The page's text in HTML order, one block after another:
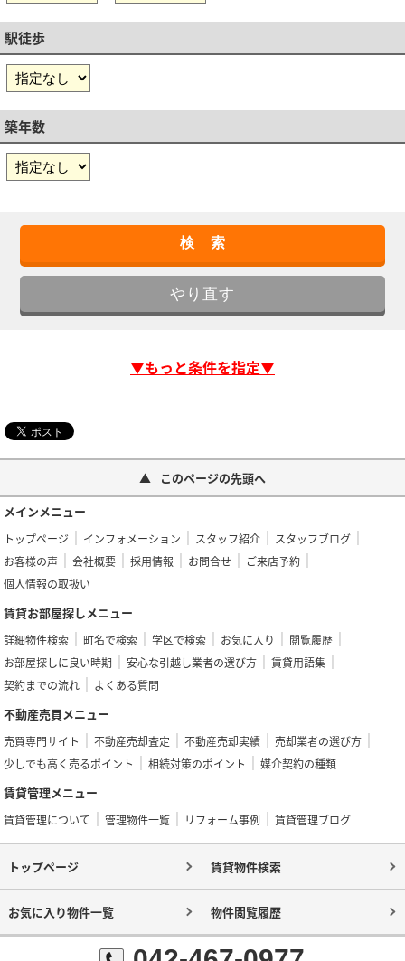
駅徒歩
築年数
▼もっと条件を指定▼
このページの先頭へ
メインメニュー
トップページ インフォメーション スタッフ紹介
スタッフブログ
お客様の声
会社概要 採用情報 お問合せ
ご来店予約
個人情報の取扱い
賃貸お部屋探しメニュー
詳細物件検索 町名で検索 学区で検索 お気に入り
閲覧履歴
お部屋探しに良い時期
安心な引越し業者の選び方
賃貸用語集
契約までの流れ
よくある質問
不動産売買メニュー
売買専門サイト 不動産売却査定 不動産売却実績
売却業者の選び方
少しでも高く売るポイント
相続対策のポイント 媒介契約の種類
賃貸管理メニュー
賃貸管理について 管理物件一覧 リフォーム事例 賃貸管理ブログ
トップページ 賃貸物件検索
お気に入り物件一覧 物件閲覧履歴